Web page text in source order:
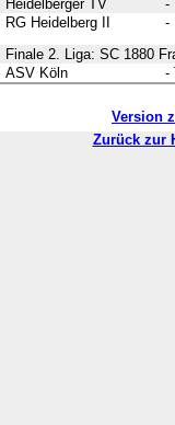
Heidelberger TV -
RG Heidelberg II -
Finale 2. Liga: SC 1880
ASV Köln -
Version
Zurück zur